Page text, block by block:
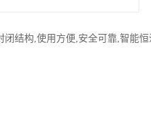
结构,使用方便,安全可靠,智能